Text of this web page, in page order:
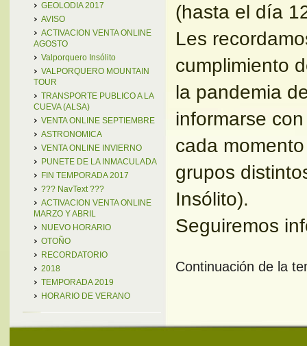
GEOLODIA 2017
AVISO
ACTIVACION VENTA ONLINE
AGOSTO
Valporquero Insólito
VALPORQUERO MOUNTAIN
TOUR
TRANSPORTE PUBLICO A LA
CUEVA (ALSA)
VENTA ONLINE SEPTIEMBRE
ASTRONOMICA
VENTA ONLINE INVIERNO
PUNETE DE LA INMACULADA
FIN TEMPORADA 2017
??? NavText ???
ACTIVACION VENTA ONLINE
MARZO Y ABRIL
NUEVO HORARIO
OTOÑO
RECORDATORIO
2018
TEMPORADA 2019
HORARIO DE VERANO
(hasta el día
Les
cumplimiento
la pandemia
informarse
cada
grupos
Insólito).
Seguiremos
Continuación de la